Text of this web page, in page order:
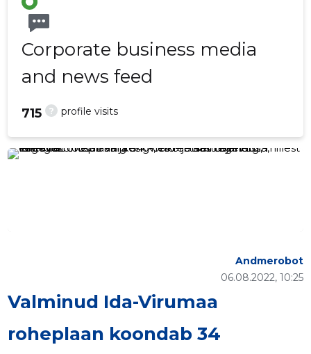
Corporate business media
and news feed
? profile visits
715
Valminud Ida-Virumaa
roheplaan koondab 34
06.08.2022, 10:25
Andmerobot